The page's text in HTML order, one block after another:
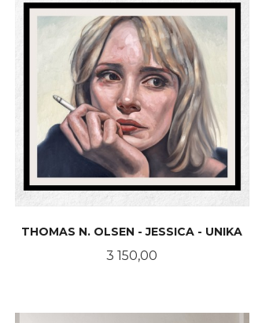
THOMAS N. OLSEN - JESSICA - UNIKA
Pris
3 150,00